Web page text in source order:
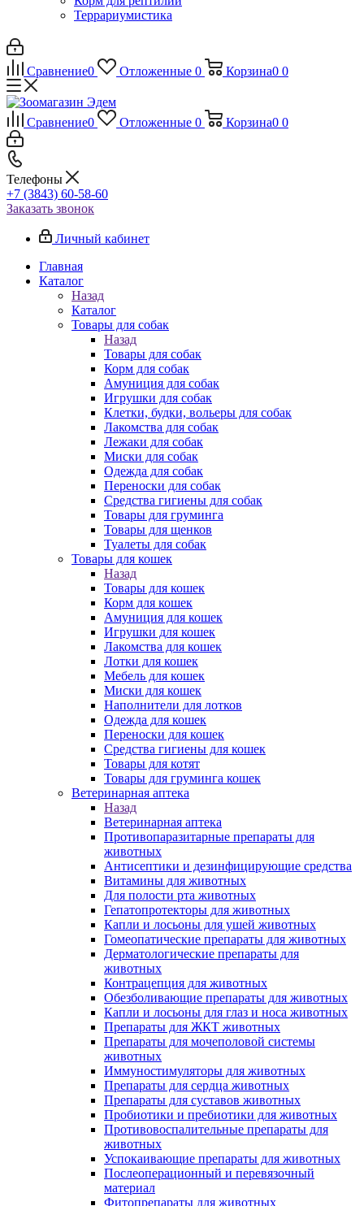
Террариумистика
Сравнение0 Отложенные 0 Корзина0 0
Сравнение0 Отложенные 0 Корзина0 0
Телефоны
+7 (3843) 60-58-60
Заказать звонок
Личный кабинет
Главная
Каталог
Назад
Каталог
Товары для собак
Назад
Товары для собак
Корм для собак
Амуниция для собак
Игрушки для собак
Клетки, будки, вольеры для собак
Лакомства для собак
Лежаки для собак
Миски для собак
Одежда для собак
Переноски для собак
Средства гигиены для собак
Товары для груминга
Товары для щенков
Туалеты для собак
Товары для кошек
Назад
Товары для кошек
Корм для кошек
Амуниция для кошек
Игрушки для кошек
Лакомства для кошек
Лотки для кошек
Мебель для кошек
Миски для кошек
Наполнители для лотков
Одежда для кошек
Переноски для кошек
Средства гигиены для кошек
Товары для котят
Товары для груминга кошек
Ветеринарная аптека
Назад
Ветеринарная аптека
Противопаразитарные препараты для
животных
Антисептики и дезинфицирующие средства
Витамины для животных
Для полости рта животных
Гепатопротекторы для животных
Капли и лосьоны для ушей животных
Гомеопатические препараты для животных
Дерматологические препараты для
животных
Контрацепция для животных
Обезболивающие препараты для животных
Капли и лосьоны для глаз и носа животных
Препараты для ЖКТ животных
Препараты для мочеполовой системы
животных
Иммуностимуляторы для животных
Препараты для сердца животных
Препараты для суставов животных
Пробиотики и пребиотики для животных
Противовоспалительные препараты для
животных
Успокаивающие препараты для животных
Послеоперационный и перевязочный
материал
Фитопрепараты для животных